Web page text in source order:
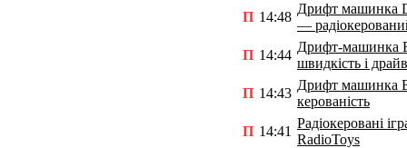
П 14:48
Дрифт машинка
—
П 14:44
Дрифт-машинка
швидкість і драйв
П 14:43
Дрифт машинка
керованість
П 14:41
Радіокеровані
RadioToys